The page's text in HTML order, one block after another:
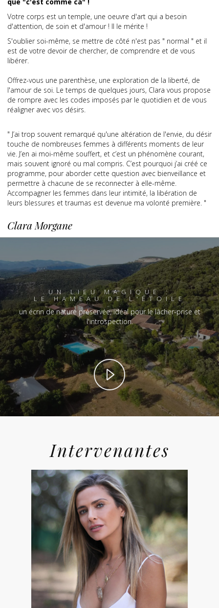
Votre corps est un temple, une oeuvre d'art qui a besoin
d'attention, de soin et d'amour ! Il le mérite !
S'oublier soi-même, se mettre de côté n'est pas " normal " et il
est de votre devoir de chercher, de comprendre et de vous
libérer.
Offrez-vous une parenthèse, une exploration de la liberté, de
l'amour de soi. Le temps de quelques jours, Clara vous propose
de rompre avec les codes imposés par le quotidien et de vous
réaligner avec vos désirs.
" J’ai trop souvent remarqué qu'une altération de l'envie, du désir
touche de nombreuses femmes à différents moments de leur
vie. J’en ai moi-même souffert, et c’est un phénomène courant,
mais souvent ignoré ou mal compris. C’est pourquoi j’ai créé ce
programme, pour aborder cette question avec bienveillance et
permettre à chacune de se reconnecter à elle-même.
Accompagner les femmes dans leur intimité, la libération de
leurs blessures et traumas est devenue ma volonté première. "
Clara Morgane
UN LIEU MAGIQUE :
LE HAMEAU DE L'ÉTOILE
un écrin de nature préservée, idéal pour le lâcher-prise et
l'introspection.
Intervenantes